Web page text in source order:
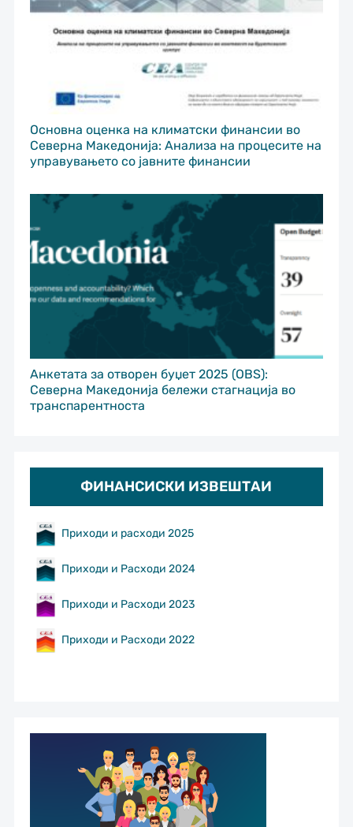
Основна оценка на климатски финансии во
Северна Македонија: Анализа на процесите на
управувањето со јавните финансии
Анкетата за отворен буџет 2025 (OBS):
Северна Македонија бележи стагнација во
транспарентноста
ФИНАНСИСКИ ИЗВЕШТАИ
Приходи и расходи 2025
Приходи и Расходи 2024
Приходи и Расходи 2023
Приходи и Расходи 2022